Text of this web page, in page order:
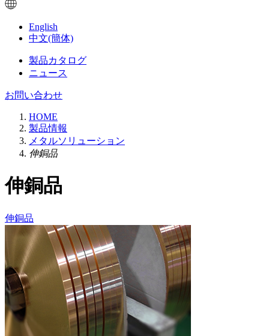
English
中文(簡体)
製品カタログ
ニュース
お問い合わせ
HOME
製品情報
メタルソリューション
伸銅品
伸銅品
伸銅品